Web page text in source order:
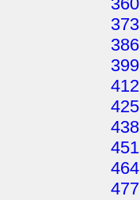
373
386
399
412
425
438
451
464
477